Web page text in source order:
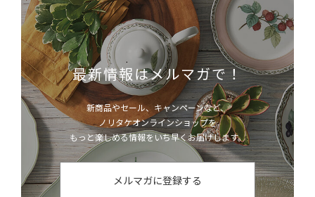
最新情報はメルマガで！
新商品やセール、キャンペーンなど、
ノリタケオンラインショップを
もっと楽しめる情報をいち早くお届けします。
メルマガに登録する